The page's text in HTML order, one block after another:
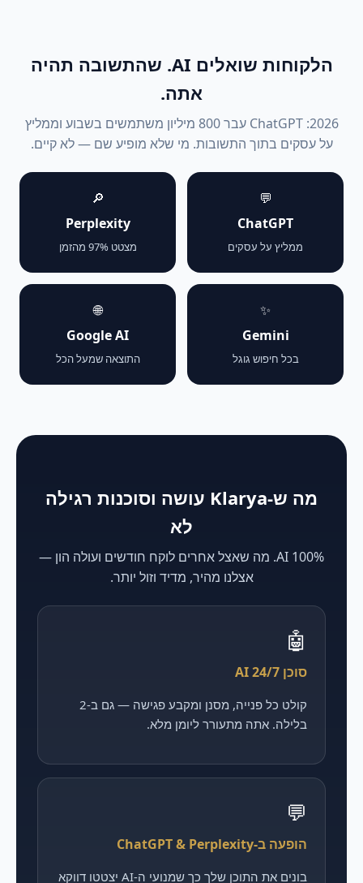
הלקוחות שואלים AI. שהתשובה תהיה
אתה.
2026: ChatGPT עבר 800 מיליון משתמשים בשבוע וממליץ
על עסקים בתוך התשובות. מי שלא מופיע שם — לא קיים.
💬
ChatGPT
ממליץ על עסקים
🔎
Perplexity
מצטט 97% מהזמן
✨
Gemini
בכל חיפוש גוגל
🌐
Google AI
התוצאה שמעל הכל
מה ש-Klarya עושה וסוכנות רגילה
לא
100% AI. מה שאצל אחרים לוקח חודשים ועולה הון —
אצלנו מהיר, מדיד וזול יותר.
🤖
סוכן AI 24/7
קולט כל פנייה, מסנן ומקבע פגישה — גם ב-2
בלילה. אתה מתעורר ליומן מלא.
💬
הופעה ב-ChatGPT & Perplexity
בונים את התוכן שלך כך שמנועי ה-AI יצטטו דווקא